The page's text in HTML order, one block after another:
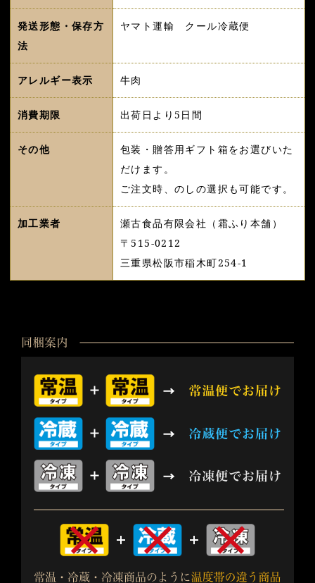
発送形態・保存方
法
ヤマト運輸 クール冷蔵便
アレルギー表示 牛肉
消費期限 出荷日より5日間
その他
包装・贈答用ギフト箱をお選びいた
だけます。
ご注文時、のしの選択も可能です。
加工業者
瀬古食品有限会社（霜ふり本舗）
〒515-0212
三重県松阪市稲木町254-1